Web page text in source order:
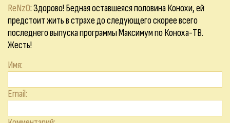
ReNzO: Здорово! Бедная оставшеяся половина Конохи, ей
предстоит жить в страхе до следующего скорее всего
последнего выпуска программы Максимум по Коноха-ТВ.
Жесть!
Имя:
Email: